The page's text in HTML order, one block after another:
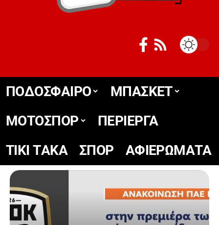
ΠΟΔΟΣΦΑΙΡΟ
ΜΠΑΣΚΕΤ
ΜΟΤΟΣΠΟΡ
ΠΕΡΙΕΡΓΑ
TIKΙ TΑΚΑ
ΣΠΟΡ ΑΦΙΕΡΩΜΑΤΑ